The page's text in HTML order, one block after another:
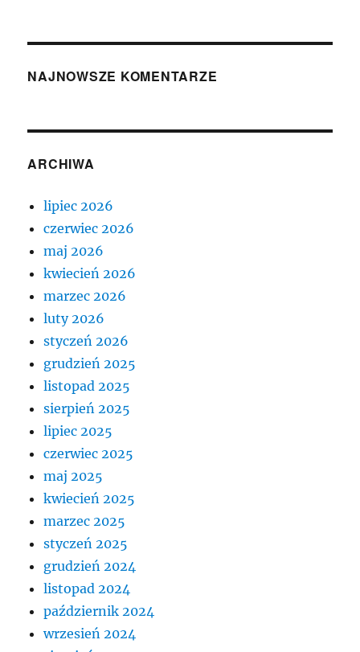
NAJNOWSZE KOMENTARZE
ARCHIWA
lipiec 2026
czerwiec 2026
maj 2026
kwiecień 2026
marzec 2026
luty 2026
styczeń 2026
grudzień 2025
listopad 2025
sierpień 2025
lipiec 2025
czerwiec 2025
maj 2025
kwiecień 2025
marzec 2025
styczeń 2025
grudzień 2024
listopad 2024
październik 2024
wrzesień 2024